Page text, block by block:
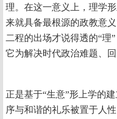
理。在这一意义上，理学
来就具备最根源的政教意
二程的出场才说得透的“理
它为解决时代政治难题、
正是基于“生意”形上学的
序与和谐的礼乐被置于人